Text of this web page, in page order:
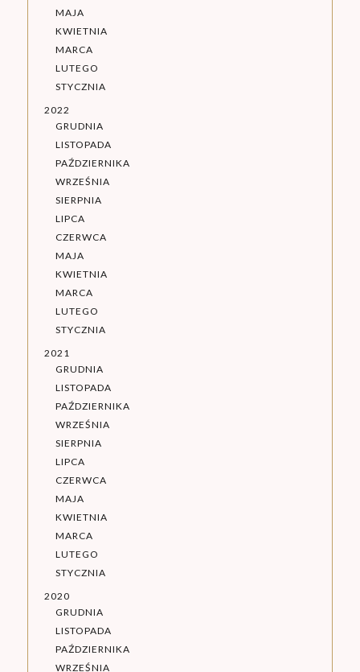
MAJA
KWIETNIA
MARCA
LUTEGO
STYCZNIA
2022
GRUDNIA
LISTOPADA
PAŹDZIERNIKA
WRZEŚNIA
SIERPNIA
LIPCA
CZERWCA
MAJA
KWIETNIA
MARCA
LUTEGO
STYCZNIA
2021
GRUDNIA
LISTOPADA
PAŹDZIERNIKA
WRZEŚNIA
SIERPNIA
LIPCA
CZERWCA
MAJA
KWIETNIA
MARCA
LUTEGO
STYCZNIA
2020
GRUDNIA
LISTOPADA
PAŹDZIERNIKA
WRZEŚNIA